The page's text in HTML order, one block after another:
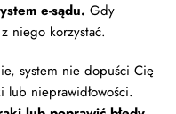
e-sądu. Gdy
niego korzystać.
system nie dopuści Cię
nieprawidłowości.